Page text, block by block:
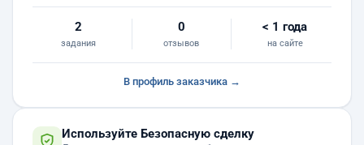
2
задания
0
отзывов
< 1 года
на сайте
В профиль заказчика →
Используйте Безопасную сделку